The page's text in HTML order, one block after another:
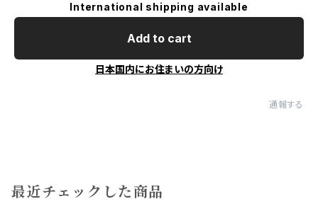
International shipping available
Add to cart
日本国内にお住まいの方向け
通報する
最近チェックした商品